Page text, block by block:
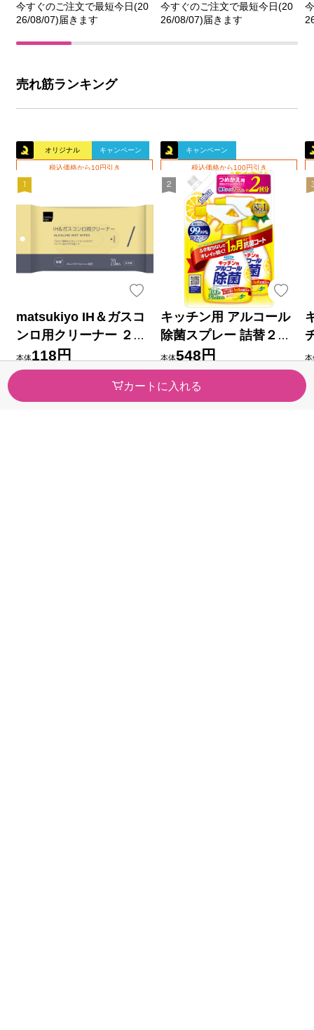
カートに入れる
今すぐのご注文で最短今日(20
26/08/07)届きます
今すぐのご注文で最短今日(20
26/08/07)届きます
売れ筋ランキング
オリジナル キャンペーン
税込価格から10円引き
matsukiyo IH＆ガスコ
ンロ用クリーナー ２０
枚
本体118円
税率10％ 129円（税込）
今すぐのご注文で最短今日(20
キャンペーン
税込価格から100円引き
キッチン用 アルコール
除菌スプレー 詰替２回
分 ７２０ｍｌ フマキラ
ー
本体548円
本